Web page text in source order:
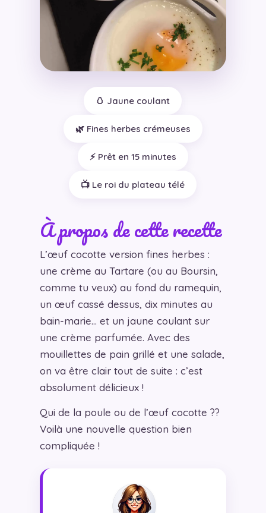
🥚 Jaune coulant
🌿 Fines herbes crémeuses
⚡ Prêt en 15 minutes
📺 Le roi du plateau télé
À propos de cette recette
L’œuf cocotte version fines herbes :
une crème au Tartare (ou au Boursin,
comme tu veux) au fond du ramequin,
un œuf cassé dessus, dix minutes au
bain-marie… et un jaune coulant sur
une crème parfumée. Avec des
mouillettes de pain grillé et une salade,
on va être clair tout de suite : c’est
absolument délicieux !
Qui de la poule ou de l’œuf cocotte ??
Voilà une nouvelle question bien
compliquée !